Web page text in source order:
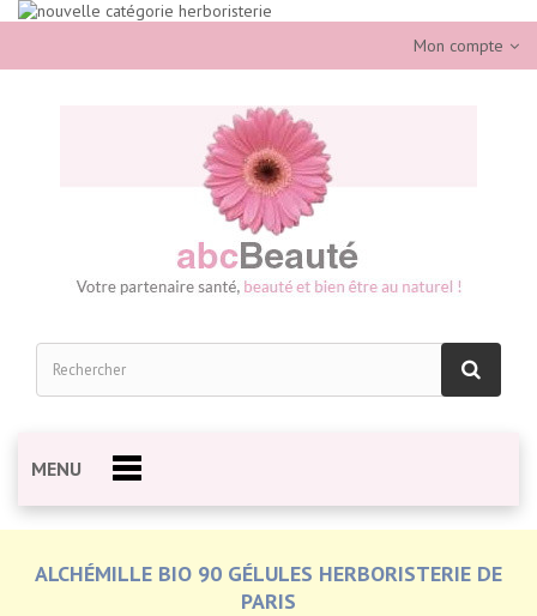
Mon compte
MENU
ALCHÉMILLE BIO 90 GÉLULES HERBORISTERIE DE
PARIS